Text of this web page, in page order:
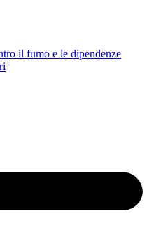
il fumo e le dipendenze